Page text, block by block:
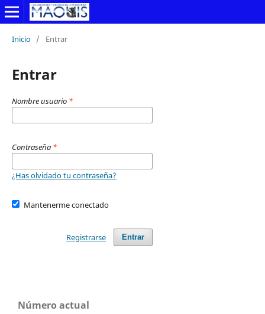
Inicio / Entrar
Entrar
Nombre usuario *
Contraseña *
¿Has olvidado tu contraseña?
Mantenerme conectado
Entrar
Registrarse
Número actual